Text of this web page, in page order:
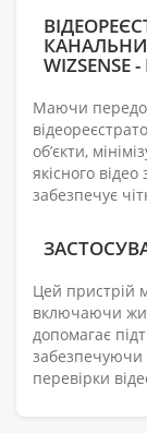
WIZSENSE
Маючи
об’єкти,
якісного
забезпечує
Цей пристрій
включаючи
допомагає
забезпечуючи
перевірки